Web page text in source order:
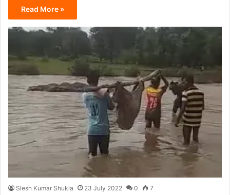
Read More »
Slesh Kumar Shukla 23 July 2022 0 7